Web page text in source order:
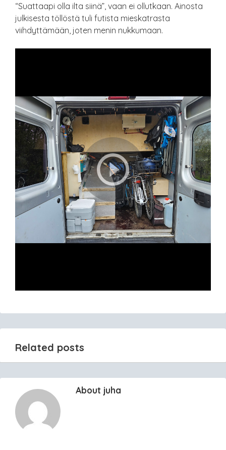
“Suattaapi olla ilta siinä”, vaan ei ollutkaan. Ainosta
julkisesta töllöstä tuli futista mieskatrasta
viihdyttämään, joten menin nukkumaan.
Related posts
About juha